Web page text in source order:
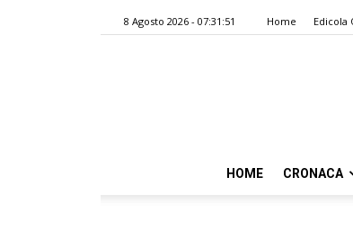
8 Agosto 2026 - 07:31:51 Home Edicola
HOME CRONACA